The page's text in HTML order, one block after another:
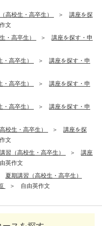
高校生・高卒生）
講座を探
文
・高卒生）
講座を探す・申
高卒生）
講座を探す・申
高卒生）
講座を探す・申
高卒生）
講座を探す・申
校生・高卒生）
講座を探
文
習（高校生・高卒生）
講座
英作文
夏期講習（高校生・高卒生）
自由英作文